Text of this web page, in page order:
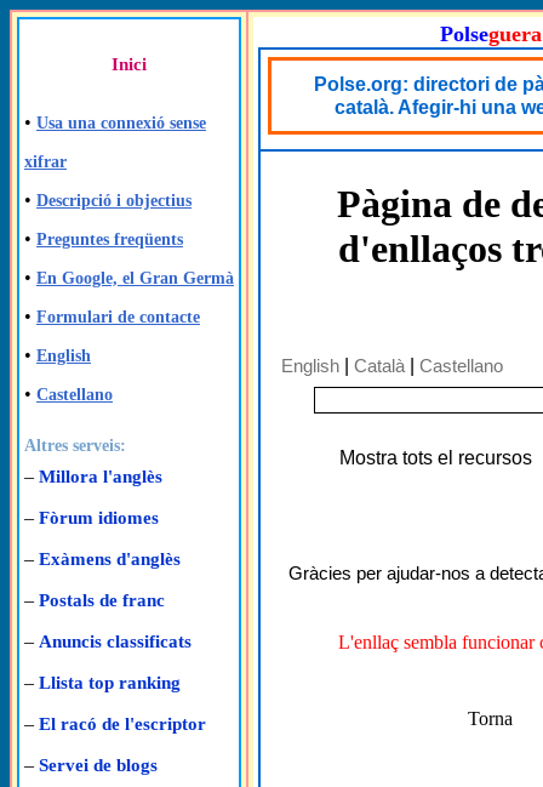
Inici
• Usa una connexió sense
xifrar
• Descripció i objectius
• Preguntes freqüents
• En Google, el Gran Germà
• Formulari de contacte
• English
• Castellano
Altres serveis:
– Millora l'anglès
– Fòrum idiomes
– Exàmens d'anglès
– Postals de franc
– Anuncis classificats
– Llista top ranking
– El racó de l'escriptor
– Servei de blogs
Polseguera
Polse.org: directori de
català. Afegir-hi una
Pàgina de
d'enllaços
English Català Castellano
Mostra tots el recursos
Gràcies per ajudar-nos a
L'enllaç sembla funcionar
Torna